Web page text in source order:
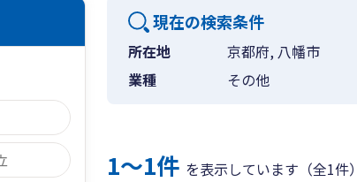
現在の検索条件
所在地
京都府, 八幡市
業種
その他
1〜1件 を表示しています（全1件）